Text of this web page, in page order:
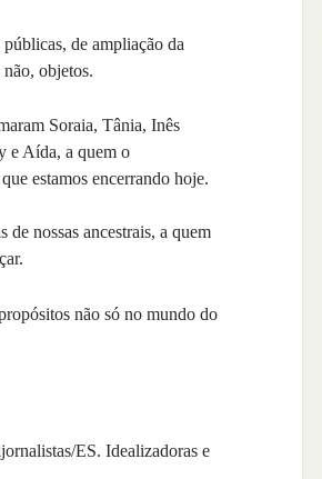
de ampliação da
objetos.
Soraia, Tânia, Inês
e Aída, a quem o
estamos encerrando hoje.
nossas ancestrais, a quem
não só no mundo do
ES. Idealizadoras e